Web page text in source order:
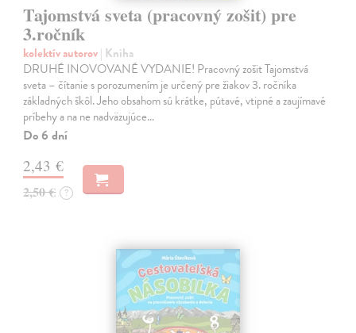
Tajomstvá sveta (pracovný zošit) pre
3.ročník
kolektív autorov| Kniha
DRUHÉ INOVOVANÉ VYDANIE! Pracovný zošit Tajomstvá
sveta – čítanie s porozumením je určený pre žiakov 3. ročníka
základných škôl. Jeho obsahom sú krátke, pútavé, vtipné a zaujímavé
príbehy a na ne nadväzujúce…
Do 6 dní
2,43 €
2,50 € ?